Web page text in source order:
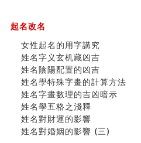
寓意好的五行属水的汉字有哪
玄空本义 (一)
女性起名的用字講究
香港巨富霍英東命造 (名人八字
購房十大風水原則 (上)
七夕节 我国唯一一个以女性为
商舖大門的風水原則 (下)
手指饱满福运加身，这种手相
家居常見風水形煞及化解方法 (
八字铁口直断经验总结五十条
起名改名
女性起名的用字講究
姓名字义玄机藏凶吉
姓名陰陽配置的凶吉
姓名學特殊字畫的計算方法
姓名字畫數理的吉凶暗示
姓名學五格之淺釋
姓名對財運的影響
姓名對婚姻的影響 (三)